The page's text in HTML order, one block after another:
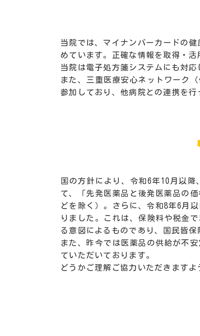
当院では、マイナンバーカードの
めています。正確な情報を取得・
当院は電子処方箋システムにも対
また、三重医療安心ネットワーク
参加しており、他病院との連携を行
国の方針により、令和6年10月以
て、「先発医薬品と後発医薬品の
どを除く）。さらに、令和8年6月
りました。これは、保険料や税金
る意図によるものであり、国民皆
また、昨今では医薬品の供給が不
ていただいております。
どうかご理解ご協力いただきます